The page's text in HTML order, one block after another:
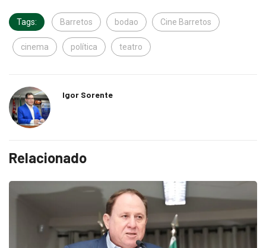
Tags: Barretos bodao Cine Barretos
cinema política teatro
Igor Sorente
Relacionado